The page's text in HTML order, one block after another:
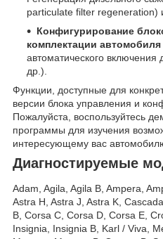
particulate filter regeneration)
Конфигурирование
комплектации автомобиля
автоматического включения
др.).
Функции, доступные для
версии блока управления и
Пожалуйста, воспользуйтесь
программы для изучения
интересующему вас
Диагностируемые
Adam, Agila, Agila B, Ampera,
Astra H, Astra J, Astra K,
B, Corsa C, Corsa D, Corsa E,
Insignia, Insignia B, Karl / Viva,